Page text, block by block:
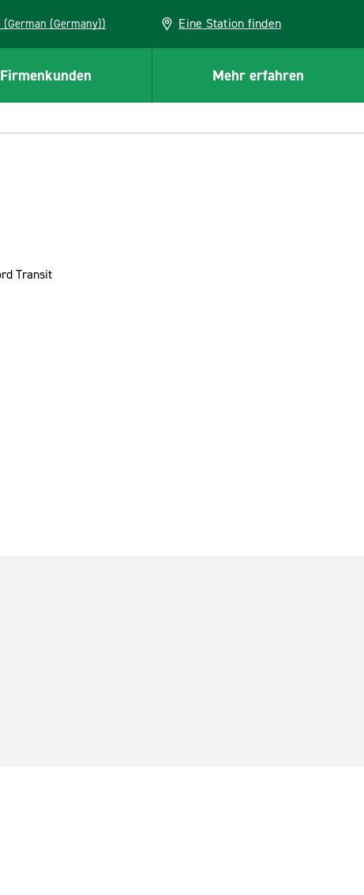
DEU (German (Germany)) Eine Station finden
Firmenkunden Mehr erfahren